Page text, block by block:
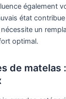
également
état
un
optimal.
de matelas